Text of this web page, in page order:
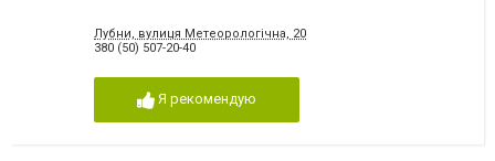
Лубни, вулиця Метеорологічна, 20
380 (50) 507-20-40
Я рекомендую